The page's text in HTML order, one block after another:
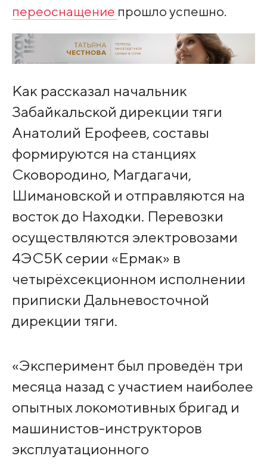
переоснащение прошло успешно.
Как рассказал начальник
Забайкальской дирекции тяги
Анатолий Ерофеев, составы
формируются на станциях
Сковородино, Магдагачи,
Шимановской и отправляются на
восток до Находки. Перевозки
осуществляются электровозами
4ЭС5К серии «Ермак» в
четырёхсекционном исполнении
приписки Дальневосточной
дирекции тяги.
«Эксперимент был проведён три
месяца назад с участием наиболее
опытных локомотивных бригад и
машинистов-инструкторов
эксплуатационного